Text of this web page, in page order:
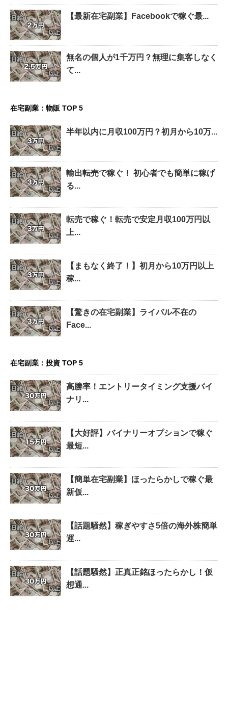
【最新在宅副業】Facebookで稼ぐ最...
無名の個人が1千万円？無理に集客しなく
て...
在宅副業：物販 TOP 5
半年以内に月収100万円？初月から10万...
輸出転売で稼ぐ！ 初心者でも簡単に稼げ
る...
転売で稼ぐ！転売で安定月収100万円以
上...
【まもなく終了！】初月から10万円以上
稼...
【驚きの在宅副業】ライバル不在の
Face...
在宅副業：投資 TOP 5
高勝率！エントリータイミング支援バイ
ナリ...
【大好評】バイナリーオプションで稼ぐ
最短...
【簡単在宅副業】ほったらかしで稼ぐ最
新仮...
【話題騒然】稼ぎやすさ5倍の海外株簡単
運...
【話題騒然】正真正銘ほったらかし！仮
想通...